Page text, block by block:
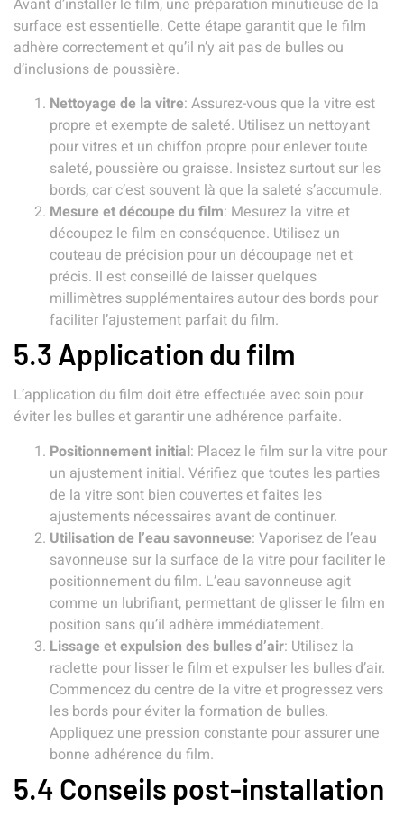
Avant d’installer le film, une préparation minutieuse de la
surface est essentielle. Cette étape garantit que le film
adhère correctement et qu’il n’y ait pas de bulles ou
d’inclusions de poussière.
Nettoyage de la vitre: Assurez-vous que la vitre est
propre et exempte de saleté. Utilisez un nettoyant
pour vitres et un chiffon propre pour enlever toute
saleté, poussière ou graisse. Insistez surtout sur les
bords, car c’est souvent là que la saleté s’accumule.
Mesure et découpe du film: Mesurez la vitre et
découpez le film en conséquence. Utilisez un
couteau de précision pour un découpage net et
précis. Il est conseillé de laisser quelques
millimètres supplémentaires autour des bords pour
faciliter l’ajustement parfait du film.
5.3 Application du film
L’application du film doit être effectuée avec soin pour
éviter les bulles et garantir une adhérence parfaite.
Positionnement initial: Placez le film sur la vitre pour
un ajustement initial. Vérifiez que toutes les parties
de la vitre sont bien couvertes et faites les
ajustements nécessaires avant de continuer.
Utilisation de l’eau savonneuse: Vaporisez de l’eau
savonneuse sur la surface de la vitre pour faciliter le
positionnement du film. L’eau savonneuse agit
comme un lubrifiant, permettant de glisser le film en
position sans qu’il adhère immédiatement.
Lissage et expulsion des bulles d’air: Utilisez la
raclette pour lisser le film et expulser les bulles d’air.
Commencez du centre de la vitre et progressez vers
les bords pour éviter la formation de bulles.
Appliquez une pression constante pour assurer une
bonne adhérence du film.
5.4 Conseils post-installation